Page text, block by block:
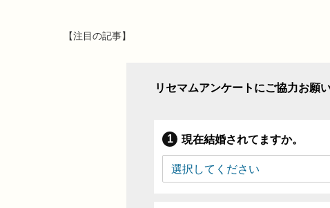
【注目の記事】
リセマムアンケートにご協力お願
現在結婚されてますか。